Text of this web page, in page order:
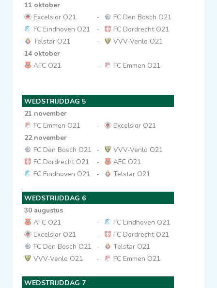
11 oktober
Excelsior O21
-
FC Den Bosch O21
FC Eindhoven O21
-
FC Dordrecht O21
Telstar O21
-
VVV-Venlo O21
14 oktober
AFC O21
- FC Emmen O21
WEDSTRIJDDAG 5
21 november
FC Emmen O21
-
Excelsior O21
22 november
FC Den Bosch O21
-
VVV-Venlo O21
FC Dordrecht O21
-
AFC O21
FC Eindhoven O21
- Telstar O21
WEDSTRIJDDAG 6
30 augustus
AFC O21
-
FC Eindhoven O21
Excelsior O21
-
FC Dordrecht O21
FC Den Bosch O21
-
Telstar O21
VVV-Venlo O21
- FC Emmen O21
WEDSTRIJDDAG 7